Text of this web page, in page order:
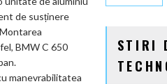
de susținere
BMW C 650
manevrabilitatea
STIRI